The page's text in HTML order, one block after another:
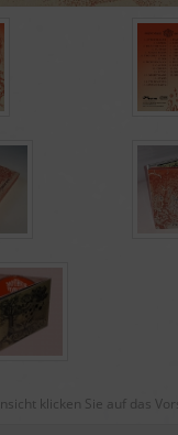
klicken Sie auf das